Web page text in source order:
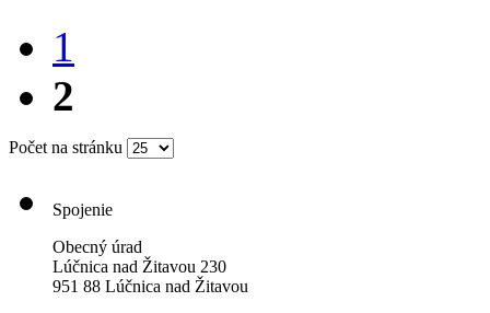
1
2
Počet na stránku
Spojenie
Obecný úrad
Lúčnica nad Žitavou 230
951 88 Lúčnica nad Žitavou